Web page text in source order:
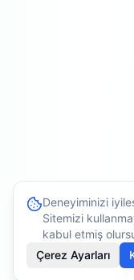
Deneyiminizi
Sitemizi
kabul etmiş
Çerez Ayarları